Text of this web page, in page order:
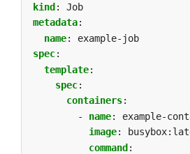
kind :
Job
metadata:
name:
example-job
spec:
template:
spec:
containers:
- name:
example-
image:
command: